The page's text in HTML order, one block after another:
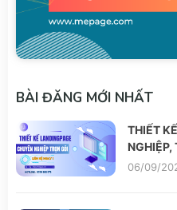
BÀI ĐĂNG MỚI NHẤT
THIẾT
NGHIỆP,
06/09/